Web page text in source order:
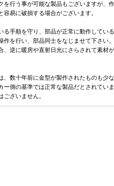
行う事が可能な製品もございますが、
易に破損する場合がございます。
手順を守り、部品が正常に動作してい
を行い、部品同士をなじませて下さい。
逆に暖房や直射日光にさらされて素材
数十年前に金型が製作されたものも少
側の基準では正常な製品だとされてい
ざいません。